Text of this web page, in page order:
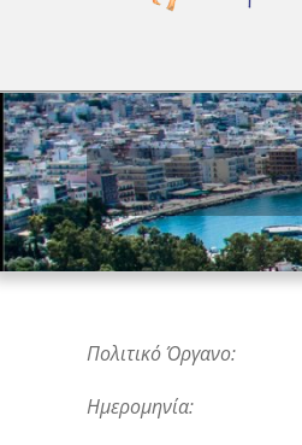
Πολιτικό Όργανο:
Ημερομηνία: